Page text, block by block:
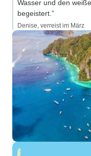
Wasser und den
begeistert.”
Denise, verreist im März